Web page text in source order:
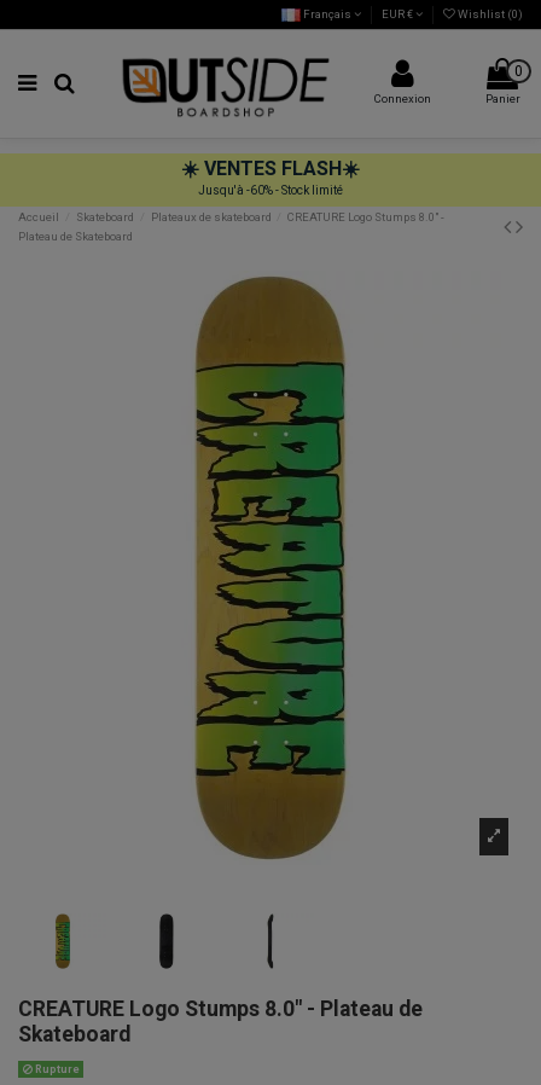
Français EUR € Wishlist (0)
Connexion
0
Panier
☀️ VENTES FLASH☀️
Jusqu'à -60% - Stock limité
Accueil
Skateboard Plateaux de skateboard
CREATURE Logo Stumps 8.0" -
Plateau de Skateboard
CREATURE Logo Stumps 8.0" - Plateau de
Skateboard
Rupture